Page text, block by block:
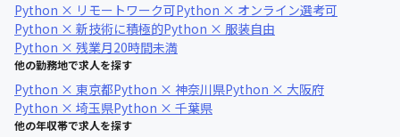
Python × リモートワーク可Python × オンライン選考可
Python × 新技術に積極的Python × 服装自由
Python × 残業月20時間未満
他の勤務地で求人を探す
Python × 東京都Python × 神奈川県Python × 大阪府
Python × 埼玉県Python × 千葉県
他の年収帯で求人を探す